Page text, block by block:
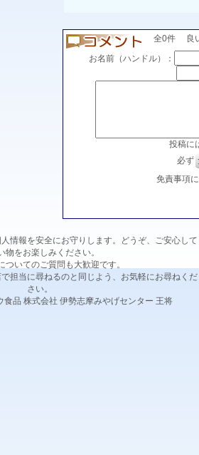
全0件 良
お名前（ハンドル）：
投稿に
必ず
免責事項
情報を安全にお守りします。どうぞ、ご安心して
物をお楽しみください。
ついてのご質問も大歓迎です。
担当に尋ねるのと同じよう、お気軽にお尋ねくだ
さい。
品 株式会社 伊勢志摩みやげセンター 王将